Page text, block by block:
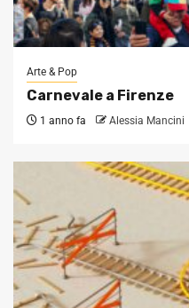
Arte & Pop
Carnevale a Firenze
1 anno fa Alessia Mancini